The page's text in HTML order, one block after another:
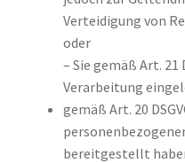
Verteidigung von
oder
– Sie gemäß Art. 21
Verarbeitung
gemäß Art. 20
bereitgestellt